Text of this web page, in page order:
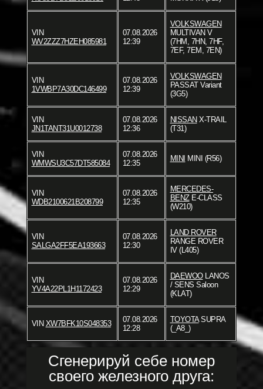
VIN
WV2ZZZ7HZEH085981
07.08.2026
12:39
VOLKSWAGEN
MULTIVAN V
(7HM, 7HN, 7HF,
7EF, 7EM, 7EN)
VIN
1VWBP7A30DC146499
07.08.2026
12:39
VOLKSWAGEN
PASSAT Variant
(3G5)
VIN
JN1TANT31U0012738
07.08.2026
12:36
NISSAN X-TRAIL
(T31)
VIN
WMWSU3C57DT585084
07.08.2026
12:35
MINI MINI (R56)
VIN
WDB2100621B208799
07.08.2026
12:35
MERCEDES-
BENZE-CLASS
(W210)
VIN
SALGA2FF5EA193663
07.08.2026
12:30
LAND ROVER
RANGE ROVER
IV (L405)
VIN
YV4A22PL1H1172423
07.08.2026
12:29
DAEWOOLANOS
/ SENS Saloon
(KLAT)
VIN XW7BFK10S048353
07.08.2026
12:28
TOYOTASUPRA
(_A8_)
Сгенерируй себе номер
своего железного друга: